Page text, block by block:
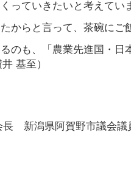
っていきたいと考えてい
からと言って、茶碗にご
のも、「農業先進国・
基至）
長 新潟県阿賀野市議会議